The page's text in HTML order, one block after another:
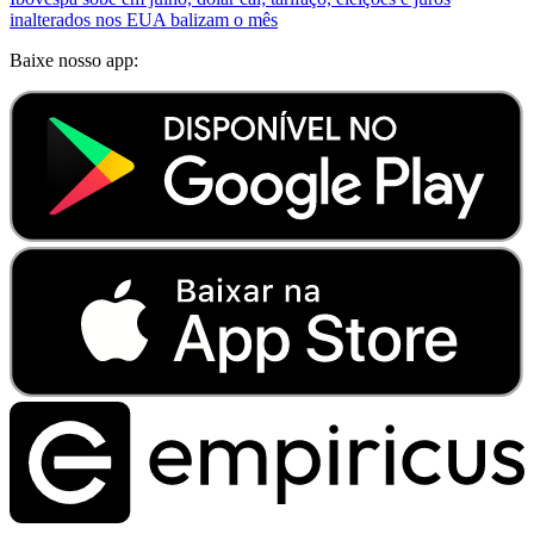
inalterados nos EUA balizam o mês
Baixe nosso app: